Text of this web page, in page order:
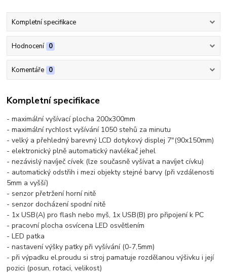
Kompletní specifikace
Hodnocení 0
Komentáře 0
Kompletní specifikace
- maximální vyšívací plocha 200x300mm
- maximální rychlost vyšívání 1050 stehů za minutu
- velký a přehledný barevný LCD dotykový displej 7"(90x150mm)
- elektronický plně automatický navlékač jehel
- nezávislý navíječ cívek (lze současně vyšívat a navíjet cívku)
- automatický odstřih i mezi objekty stejné barvy (při vzdálenosti
5mm a vyšší)
- senzor přetržení horní nitě
- senzor docházení spodní nitě
- 1x USB(A) pro flash nebo myš, 1x USB(B) pro připojení k PC
- pracovní plocha osvícena LED osvětlením
- LED patka
- nastavení výšky patky při vyšívání (0-7,5mm)
- při výpadku el.proudu si stroj pamatuje rozdělanou výšivku i její
pozici (posun, rotaci, velikost)